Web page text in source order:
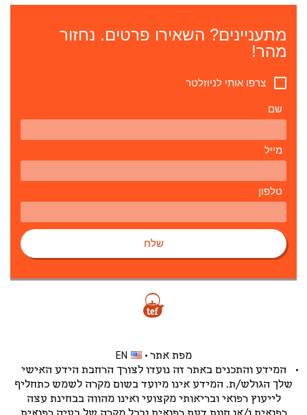
מתעניינים? השאירו פרטים. נחזור
מהר!
צרפו אותי לניוזלטר
שם
מייל
טלפון
שלח
מפת אתר
EN
המידע והתכנים באתר זה נועדו לצורך הרחבת הידע האישי
שלך הגולש/ת. המידע אינו מיועד בשום מקרה לשמש כתחליף
לייעוץ רפואי ובריאותי מקצועי ואינו מהווה בבחינת עצה